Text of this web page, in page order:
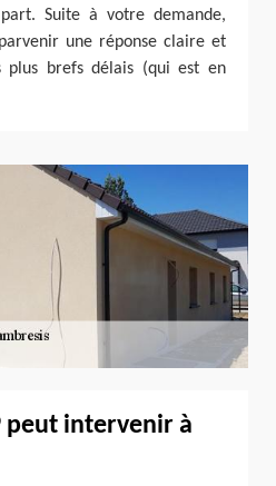
Suite à votre demande,
une réponse claire et
plus brefs délais (qui est en
peut intervenir à